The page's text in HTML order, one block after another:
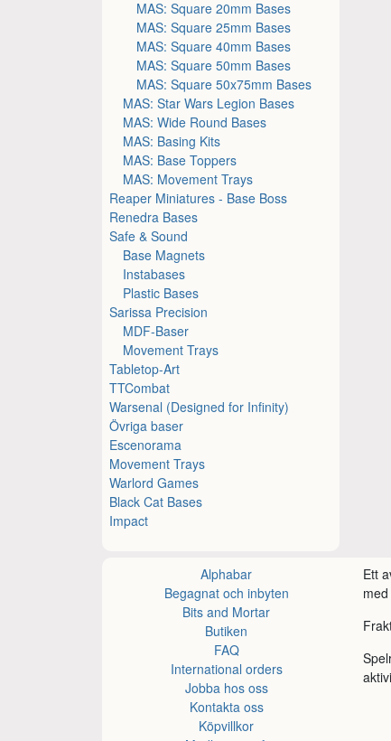
MAS: Square 20mm Bases
MAS: Square 25mm Bases
MAS: Square 40mm Bases
MAS: Square 50mm Bases
MAS: Square 50x75mm Bases
MAS: Star Wars Legion Bases
MAS: Wide Round Bases
MAS: Basing Kits
MAS: Base Toppers
MAS: Movement Trays
Reaper Miniatures - Base Boss
Renedra Bases
Safe & Sound
Base Magnets
Instabases
Plastic Bases
Sarissa Precision
MDF-Baser
Movement Trays
Tabletop-Art
TTCombat
Warsenal (Designed for Infinity)
Övriga baser
Escenorama
Movement Trays
Warlord Games
Black Cat Bases
Impact
Alphabar
Begagnat och inbyten
Bits and Mortar
Butiken
FAQ
International orders
Jobba hos oss
Kontakta oss
Köpvillkor
Ett